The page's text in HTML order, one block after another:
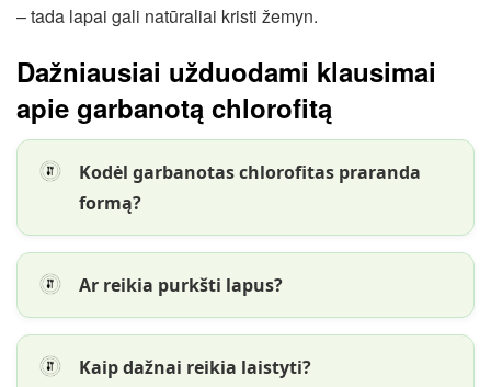
– tada lapai gali natūraliai kristi žemyn.
Dažniausiai užduodami klausimai
apie garbanotą chlorofitą
Kodėl garbanotas chlorofitas praranda
formą?
Ar reikia purkšti lapus?
Kaip dažnai reikia laistyti?